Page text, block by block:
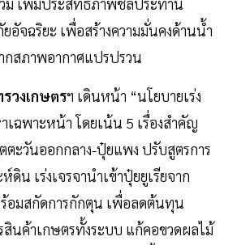
จฉริยะ เพื่อสร้างความมั่นคงด้านน้ำ
กสภาพอากาศแปรปรวน
วงเกษตรฯ เดินหน้า “นโยบายเร่ง
ฉพาะหน้า โดยเน้น 5 เรื่องสำคัญ
ตะวันออกกลาง-ปุ๋ยแพง ปรับสูตรการ
ดิน เร่งเจรจานำเข้าปุ๋ยยูเรียจาก
อมสกัดการกักตุน เพื่อลดต้นทุน
สินค้าเกษตรทั้งระบบ แก้คอขวดผลไม้